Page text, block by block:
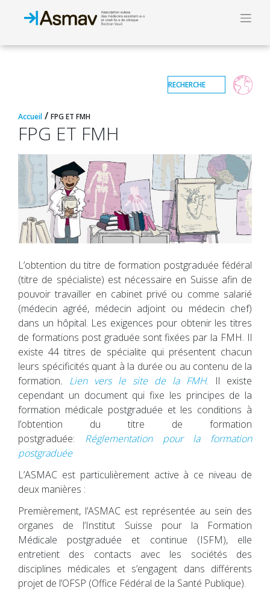
Accueil / FPG ET FMH
FPG ET FMH
L’obtention du titre de formation postgraduée fédéral
(titre de spécialiste) est nécessaire en Suisse afin de
pouvoir travailler en cabinet privé ou comme salarié
(médecin agréé, médecin adjoint ou médecin chef)
dans un hôpital. Les exigences pour obtenir les titres
de formations post graduée sont fixées par la FMH. Il
existe 44 titres de spécialite qui présentent chacun
leurs spécificités quant à la durée ou au contenu de la
formation. Lien vers le site de la FMH. Il existe
cependant un document qui fixe les principes de la
formation médicale postgraduée et les conditions à
l’obtention du titre de formation
postgraduée: Réglementation pour la formation
postgraduée
L’ASMAC est particulièrement active à ce niveau de
deux manières :
Premièrement, l’ASMAC est représentée au sein des
organes de l’Institut Suisse pour la Formation
Médicale postgraduée et continue (ISFM), elle
entretient des contacts avec les sociétés des
disciplines médicales et s’engagent dans différents
projet de l’OFSP (Office Fédéral de la Santé Publique).